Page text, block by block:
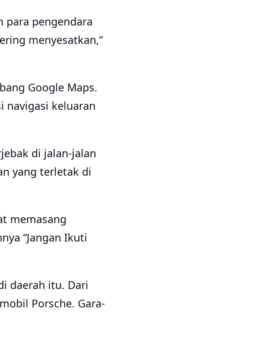
para pengendara
menyesatkan,”
Google Maps.
navigasi keluaran
di jalan-jalan
yang terletak di
memasang
“Jangan Ikuti
daerah itu. Dari
Porsche. Gara-